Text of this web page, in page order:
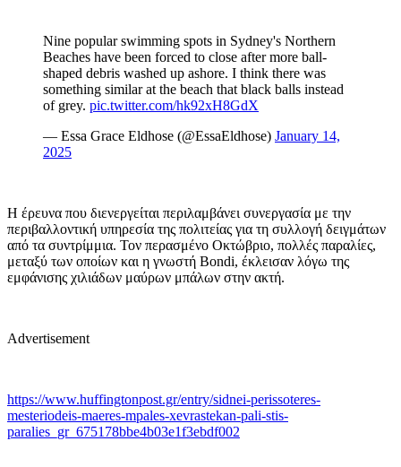
Nine popular swimming spots in Sydney's Northern
Beaches have been forced to close after more ball-
shaped debris washed up ashore. I think there was
something similar at the beach that black balls instead
of grey. pic.twitter.com/hk92xH8GdX
— Essa Grace Eldhose (@EssaEldhose) January 14,
2025
Η έρευνα που διενεργείται περιλαμβάνει συνεργασία με την
περιβαλλοντική υπηρεσία της πολιτείας για τη συλλογή δειγμάτων
από τα συντρίμμια. Τον περασμένο Οκτώβριο, πολλές παραλίες,
μεταξύ των οποίων και η γνωστή Bondi, έκλεισαν λόγω της
εμφάνισης χιλιάδων μαύρων μπάλων στην ακτή.
Advertisement
https://www.huffingtonpost.gr/entry/sidnei-perissoteres-
mesteriodeis-maeres-mpales-xevrastekan-pali-stis-
paralies_gr_675178bbe4b03e1f3ebdf002